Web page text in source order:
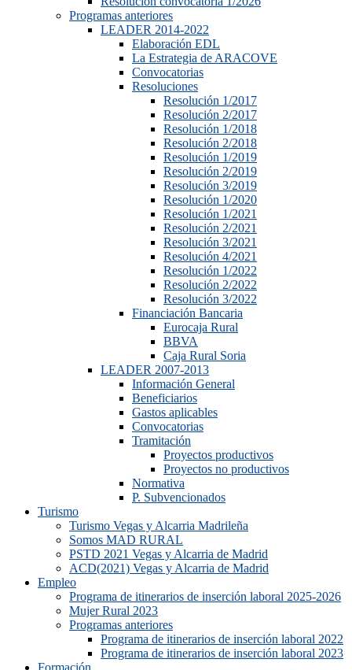
Programas anteriores
LEADER 2014-2022
Elaboración EDL
La Estrategia de ARACOVE
Convocatorias
Resoluciones
Resolución 1/2017
Resolución 2/2017
Resolución 1/2018
Resolución 2/2018
Resolución 1/2019
Resolución 2/2019
Resolución 3/2019
Resolución 1/2020
Resolución 1/2021
Resolución 2/2021
Resolución 3/2021
Resolución 4/2021
Resolución 1/2022
Resolución 2/2022
Resolución 3/2022
Financiación Bancaria
Eurocaja Rural
BBVA
Caja Rural Soria
LEADER 2007-2013
Información General
Beneficiarios
Gastos aplicables
Convocatorias
Tramitación
Proyectos productivos
Proyectos no productivos
Normativa
P. Subvencionados
Turismo
Turismo Vegas y Alcarria Madrileña
Somos MAD RURAL
PSTD 2021 Vegas y Alcarria de Madrid
ACD(2021) Vegas y Alcarria de Madrid
Empleo
Programa de itinerarios de inserción laboral 2025-2026
Mujer Rural 2023
Programas anteriores
Programa de itinerarios de inserción laboral 2022
Programa de itinerarios de inserción laboral 2023
Formación